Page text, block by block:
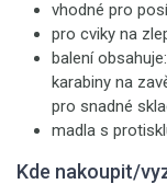
vhodné pro
pro cviky na
balení
karabiny na
pro snadné
madla s
Kde nakoupit/